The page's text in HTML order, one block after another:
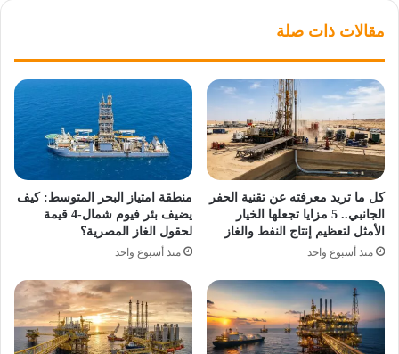
مقالات ذات صلة
كل ما تريد معرفته عن تقنية الحفر
الجانبي.. 5 مزايا تجعلها الخيار
الأمثل لتعظيم إنتاج النفط والغاز
منذ أسبوع واحد
منطقة امتياز البحر المتوسط: كيف
يضيف بئر فيوم شمال-4 قيمة
لحقول الغاز المصرية؟
منذ أسبوع واحد